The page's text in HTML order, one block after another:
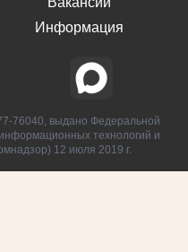
Информация
76040, выдано Федеральной
технологий и
12 июля 2019 г.